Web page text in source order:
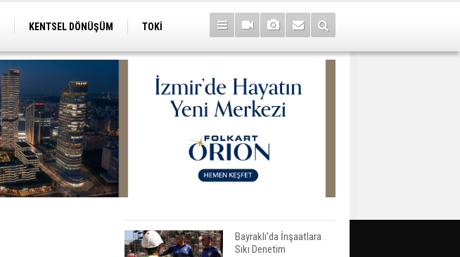
KENTSEL DÖNÜŞÜM
TOKİ
Bayraklı’da İnşaatlara
Sıkı Denetim